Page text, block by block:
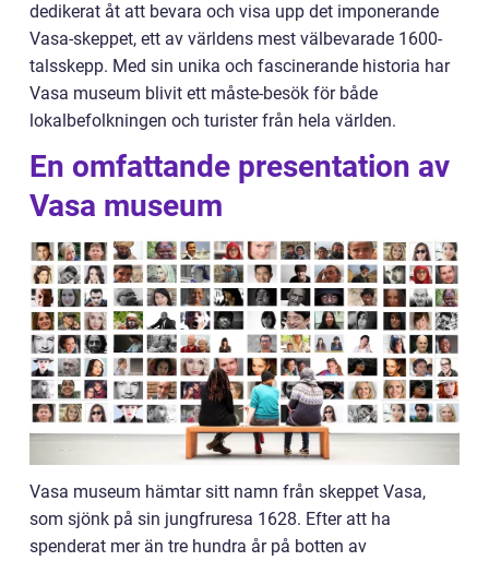
dedikerat åt att bevara och visa upp det imponerande
Vasa-skeppet, ett av världens mest välbevarade 1600-
talsskepp. Med sin unika och fascinerande historia har
Vasa museum blivit ett måste-besök för både
lokalbefolkningen och turister från hela världen.
En omfattande presentation av
Vasa museum
Vasa museum hämtar sitt namn från skeppet Vasa,
som sjönk på sin jungfruresa 1628. Efter att ha
spenderat mer än tre hundra år på botten av